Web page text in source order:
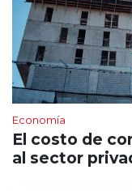
Economía
El costo de
al sector